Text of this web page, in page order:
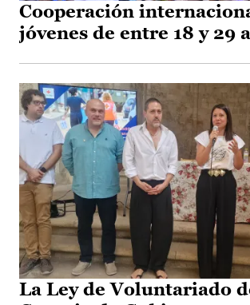
Cooperación
jóvenes de entre 18 y 29
La Ley de Voluntariado